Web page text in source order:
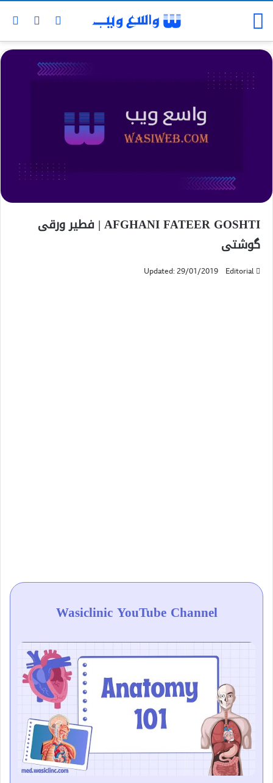
AFGHANI FATEER GOSHTI | فطیر ورقی
گوشتی
Editorial
Updated: 29/01/2019
Wasiclinic YouTube Channel